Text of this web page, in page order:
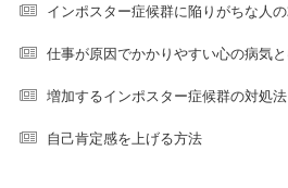
インポスター症候群に陥りがちな人
仕事が原因でかかりやすい心の病気と
増加するインポスター症候群の対処法
自己肯定感を上げる方法